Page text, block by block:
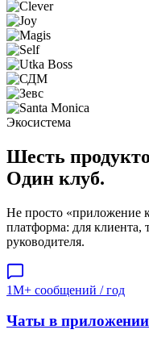
Экосистема
Шесть
Один клуб.
Не просто «приложение
платформа: для клиента,
руководителя.
1M+ сообщений / год
Чаты в приложении